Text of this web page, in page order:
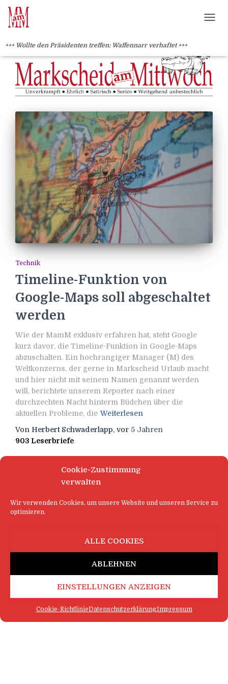
Cookie-Zustimmung
verwalten
Wir verwenden Cookies, um unsere Website und unseren Service zu
optimieren.
ALLE COOKIES
ABLEHNEN
EINSTELLUNGEN ANZEIGEN
Cookie-RichtlinieDatenschutzerklärungImpressum
+++ Wollte den Präsidenten treffen: Waffennarr verhaftet +++
Technik
Timeline-Funktion von
Google-Maps soll abgeschaltet
werden
Wie der MamM exklusiv erfahren hat, steht Google
kurz davor, die Timeline-Funktion in Google-Maps
abzuschalten. Ein hochrangiger Manager (M) des
Weltkonzerns, der gerne in Markscheid Urlaub macht
und hier nicht mit seinem Namen genannt werden
will, berichtete unserem Reporter nach einer
durchzechten Nacht hinterm Büdchen über die
aktuellen Probleme, die Weiterlesen
Von Herbert Schwaderlapp, vor 5 Jahren
903 Leserbriefe